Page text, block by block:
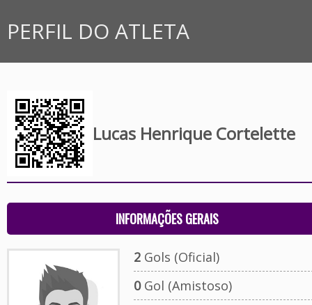
PERFIL DO ATLETA
Lucas Henrique Cortelette
INFORMAÇÕES GERAIS
2Gols (Oficial)
0Gol (Amistoso)